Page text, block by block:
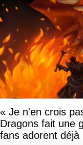
« Je n'en crois
Dragons fait une
fans adorent déjà